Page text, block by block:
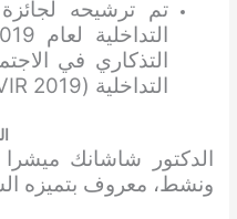
تم ترشيحه
التذكاري في
التداخلية (ISVIR 2019).
الدكتور شاشانك
ونشط، معروف بتميزه